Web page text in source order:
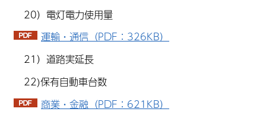
20）電灯電力使用量
運輸・通信（PDF：326KB）
21）道路実延長
22)保有自動車台数
商業・金融（PDF：621KB）